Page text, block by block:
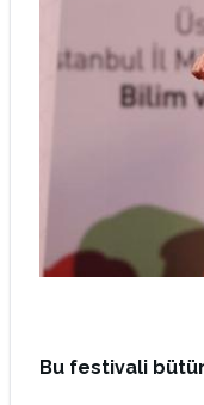
Bu festivali